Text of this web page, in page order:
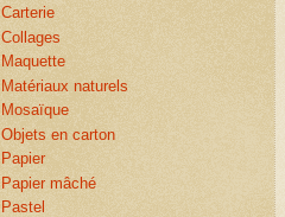
Carterie
Collages
Maquette
Matériaux naturels
Mosaïque
Objets en carton
Papier
Papier mâché
Pastel